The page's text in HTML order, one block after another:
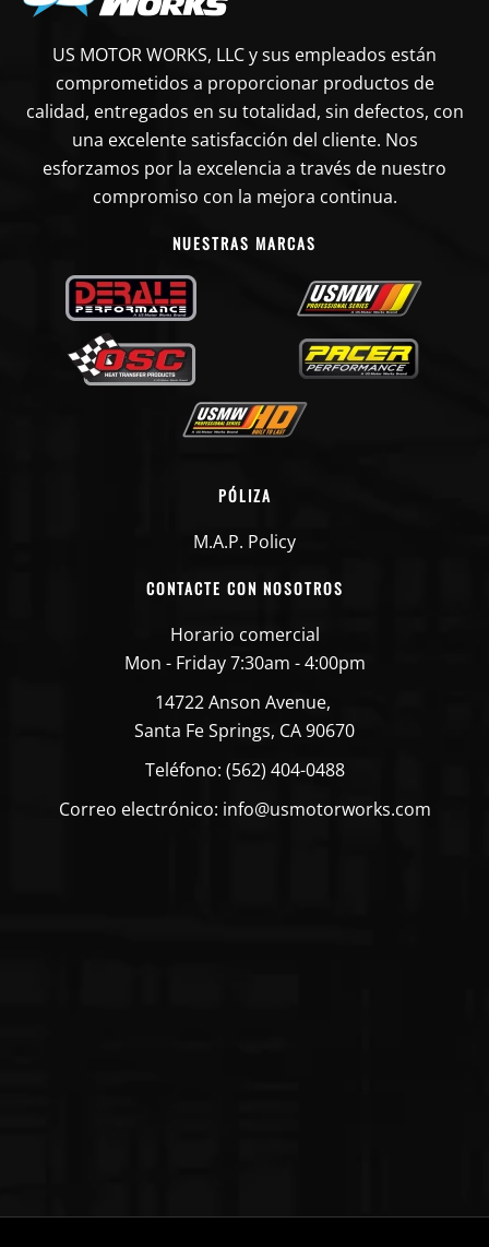
US MOTOR WORKS, LLC y sus empleados están
comprometidos a proporcionar productos de
calidad, entregados en su totalidad, sin defectos, con
una excelente satisfacción del cliente. Nos
esforzamos por la excelencia a través de nuestro
compromiso con la mejora continua.
NUESTRAS MARCAS
PÓLIZA
M.A.P. Policy
CONTACTE CON NOSOTROS
Horario comercial
Mon - Friday 7:30am - 4:00pm
14722 Anson Avenue,
Santa Fe Springs, CA 90670
Teléfono: (562) 404-0488
Correo electrónico: info@usmotorworks.com